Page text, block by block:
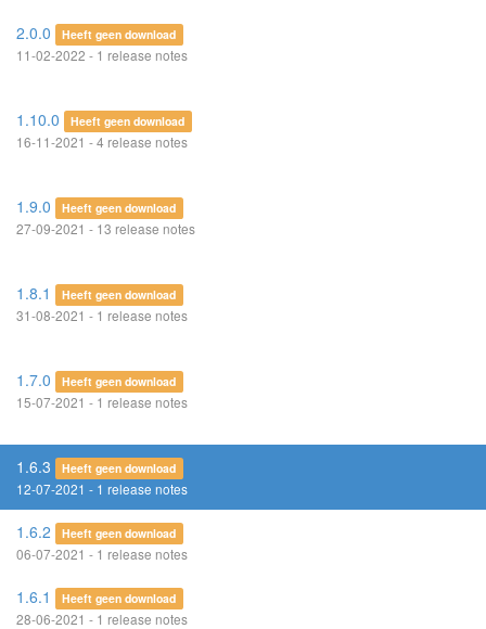
2.0.0 Heeft geen download
11-02-2022 - 1 release notes
1.10.0 Heeft geen download
16-11-2021 - 4 release notes
1.9.0 Heeft geen download
27-09-2021 - 13 release notes
1.8.1 Heeft geen download
31-08-2021 - 1 release notes
1.7.0 Heeft geen download
15-07-2021 - 1 release notes
1.6.3 Heeft geen download
12-07-2021 - 1 release notes
1.6.2 Heeft geen download
06-07-2021 - 1 release notes
1.6.1 Heeft geen download
28-06-2021 - 1 release notes